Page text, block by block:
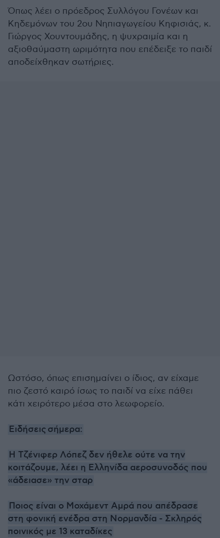
Όπως λέει ο πρόεδρος Συλλόγου Γονέων και
Κηδεμόνων του 2ου Νηπιαγωγείου Κηφισιάς, κ.
Γιώργος Χουντουμάδης, η ψυχραιμία και η
αξιοθαύμαστη ωριμότητα που επέδειξε το παιδί
αποδείχθηκαν σωτήριες.
Ωστόσο, όπως επισημαίνει ο ίδιος, αν είχαμε
πιο ζεστό καιρό ίσως το παιδί να είχε πάθει
κάτι χειρότερο μέσα στο λεωφορείο.
Ειδήσεις σήμερα:
Η Τζένιφερ Λόπεζ δεν ήθελε ούτε να την
κοιτάζουμε, λέει η Ελληνίδα αεροσυνοδός που
«άδειασε» την σταρ
Ποιος είναι ο Μοχάμεντ Αμρά που απέδρασε
στη φονική ενέδρα στη Νορμανδία - Σκληρός
ποινικός με 13 καταδίκες